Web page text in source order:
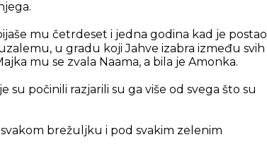
mu četrdeset i jedna godina kad je postao
u gradu koji Jahve izabra između svih
mu se zvala Naama, a bila je Amonka.
su počinili razjarili su ga više od svega što su
brežuljku i pod svakim zelenim